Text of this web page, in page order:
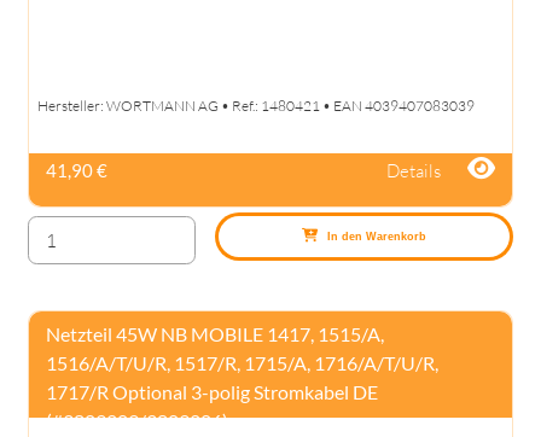
Hersteller: WORTMANN AG • Ref.: 1480421 • EAN 4039407083039
41,90 € Details
In den Warenkorb
Netzteil 45W NB MOBILE 1417, 1515/A,
1516/A/T/U/R, 1517/R, 1715/A, 1716/A/T/U/R,
1717/R Optional 3-polig Stromkabel DE
(#3809209/3809206)